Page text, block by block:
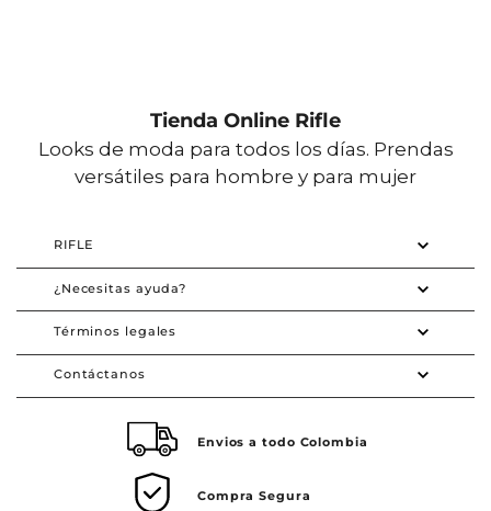
Tienda Online Rifle
Looks de moda para todos los días. Prendas
versátiles para hombre y para mujer
RIFLE
¿Necesitas ayuda?
Términos legales
Contáctanos
Envios a todo Colombia
Compra Segura